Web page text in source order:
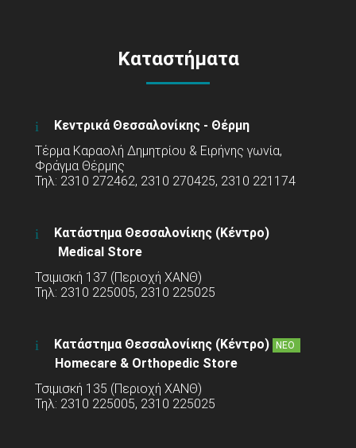
Καταστήματα
Κεντρικά Θεσσαλονίκης - Θέρμη
Τέρμα Καραολή Δημητρίου & Ειρήνης γωνία,
Φράγμα Θέρμης
Τηλ: 2310 272462, 2310 270425, 2310 221174
Κατάστημα Θεσσαλονίκης (Κέντρο)
Medical Store
Τσιμισκή 137 (Περιοχή ΧΑΝΘ)
Τηλ: 2310 225005, 2310 225025
Κατάστημα Θεσσαλονίκης (Κέντρο) ΝΕΟ
Homecare & Orthopedic Store
Τσιμισκή 135 (Περιοχή ΧΑΝΘ)
Τηλ: 2310 225005, 2310 225025